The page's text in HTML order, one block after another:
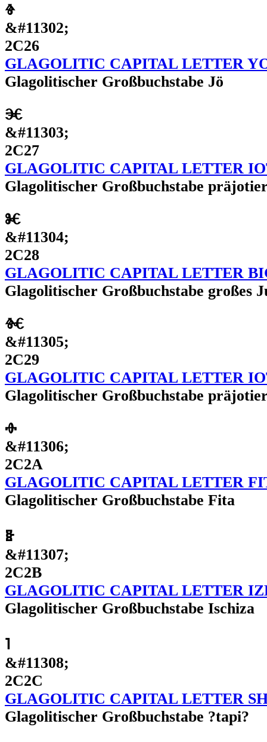
Ⱖ
&#11302;
2C26
GLAGOLITIC CAPITAL LETTER
Glagolitischer Großbuchstabe Jö
Ⱗ
&#11303;
2C27
GLAGOLITIC CAPITAL LETTER
Glagolitischer Großbuchstabe
Ⱘ
&#11304;
2C28
GLAGOLITIC CAPITAL LETTER
Glagolitischer Großbuchstabe großes
Ⱙ
&#11305;
2C29
GLAGOLITIC CAPITAL LETTER
Glagolitischer Großbuchstabe
Ⱚ
&#11306;
2C2A
GLAGOLITIC CAPITAL LETTER
Glagolitischer Großbuchstabe Fita
Ⱛ
&#11307;
2C2B
GLAGOLITIC CAPITAL LETTER
Glagolitischer Großbuchstabe Ischiza
Ⱜ
&#11308;
2C2C
GLAGOLITIC CAPITAL LETTER
Glagolitischer Großbuchstabe ?tapi?